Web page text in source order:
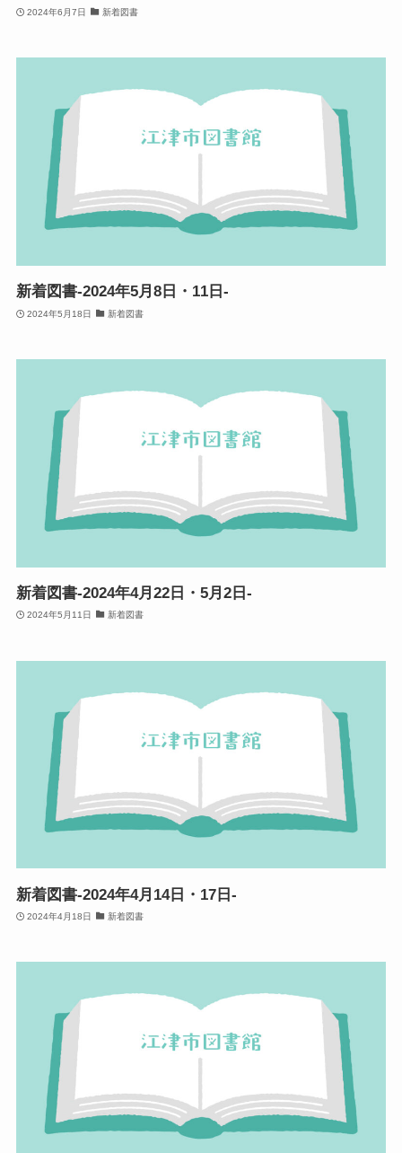
2024年6月7日 新着図書
新着図書-2024年5月8日・11日-
2024年5月18日 新着図書
新着図書-2024年4月22日・5月2日-
2024年5月11日 新着図書
新着図書-2024年4月14日・17日-
2024年4月18日 新着図書